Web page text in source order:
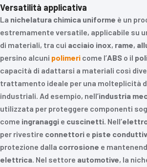
Versatilità applicativa
La nichelatura chimica uniforme è un
estremamente versatile, applicabile su
di materiali, tra cui acciaio inox, rame,
persino alcuni polimeri come l’ABS o il
capacità di adattarsi a materiali così
trattamento ideale per una molteplicità
industriali. Ad esempio, nell’industria
utilizzata per proteggere componenti
come ingranaggi e cuscinetti. Nell’
per rivestire connettori e piste
protezione dalla corrosione e
elettrica. Nel settore automotive, la